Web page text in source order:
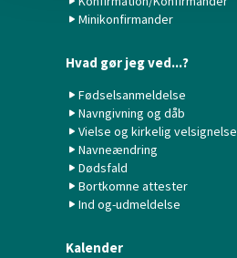
Minikonfirmander
Hvad gør jeg ved...?
Fødselsanmeldelse
Navngivning og dåb
Vielse og kirkelig velsignelse
Navneændring
Dødsfald
Bortkomne attester
Ind og-udmeldelse
Kalender